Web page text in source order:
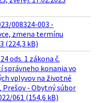
008324-003 -
zmena termínu
(224,3 kB)
ods. 1 zákona č.
správneho konania vo
vplyvov na životné
- Obytný súbor
061 (154,6 kB)